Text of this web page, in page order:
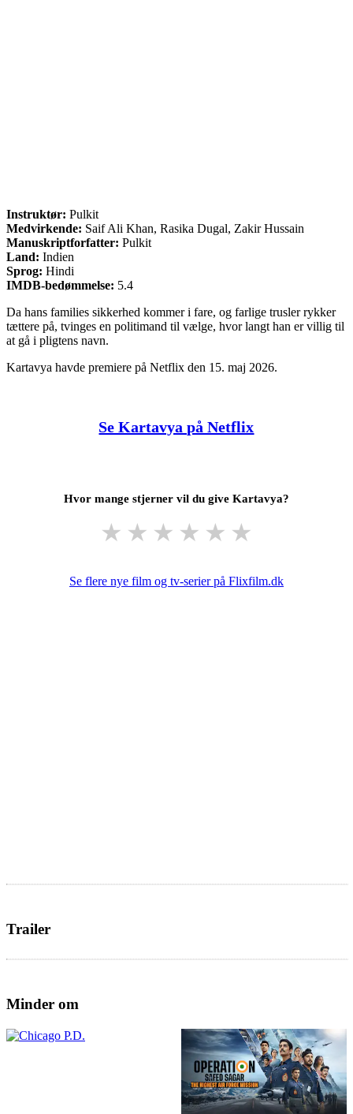
Instruktør: Pulkit
Medvirkende: Saif Ali Khan, Rasika Dugal, Zakir Hussain
Manuskriptforfatter: Pulkit
Land: Indien
Sprog: Hindi
IMDB-bedømmelse: 5.4
Da hans families sikkerhed kommer i fare, og farlige trusler rykker
tættere på, tvinges en politimand til vælge, hvor langt han er villig til
at gå i pligtens navn.
Kartavya havde premiere på Netflix den 15. maj 2026.
Se Kartavya på Netflix
Hvor mange stjerner vil du give Kartavya?
★ ★ ★ ★ ★ ★
Se flere nye film og tv-serier på Flixfilm.dk
Trailer
Minder om